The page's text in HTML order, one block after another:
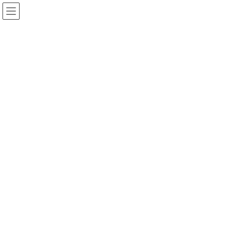
コ
ン
ナ
ビ